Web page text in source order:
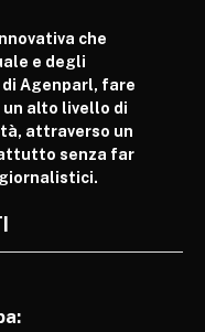
che
e degli
Agenparl, fare
alto livello di
attraverso un
senza far